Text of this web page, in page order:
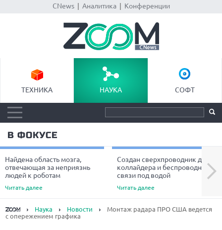
CNews| Аналитика| Конференции
ТЕХНИКА НАУКА СОФТ
В ФОКУСЕ
Найдена область мозга,
отвечающая за неприязнь
людей к роботам
Читать далее
Создан сверхпроводник для
коллайдера и беспроводной
связи под водой
Читать далее
Next
Наука Новости
Монтаж радара ПРО США ведется
с опережением графика